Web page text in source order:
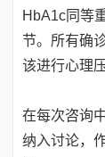
HbA1c同等
节。所有确
该进行心理
在每次咨询
纳入讨论，